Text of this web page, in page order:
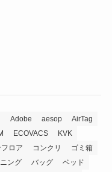
Adobe aesop
AirTag
ECOVACS
KVK
ロア コンクリ
ゴミ箱
ング バッグ
ベッド